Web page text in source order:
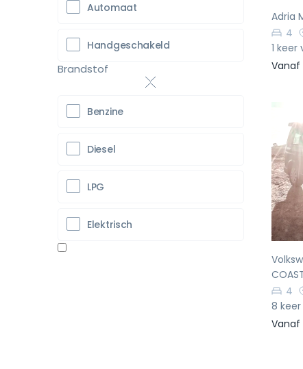
Adria
4
1 keer
Vanaf
4
8
Vanaf
Automaat
Handgeschakeld
Brandstof
Benzine
Diesel
LPG
Elektrisch